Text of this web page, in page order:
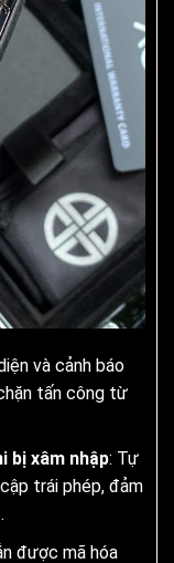
và cảnh báo
tấn công từ
bị xâm nhập: Tự
trái phép, đảm
được mã hóa